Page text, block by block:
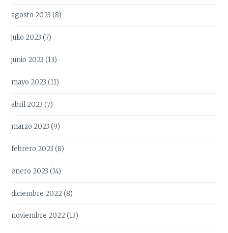
agosto 2023 (8)
julio 2023 (7)
junio 2023 (13)
mayo 2023 (11)
abril 2023 (7)
marzo 2023 (9)
febrero 2023 (8)
enero 2023 (14)
diciembre 2022(8)
noviembre 2022(13)